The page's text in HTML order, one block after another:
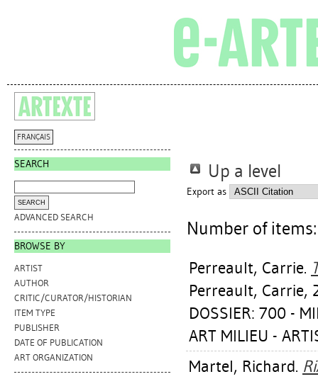
FRANÇAIS
SEARCH
ADVANCED SEARCH
BROWSE BY
ARTIST
AUTHOR
CRITIC/CURATOR/HISTORIAN
ITEM TYPE
PUBLISHER
DATE OF PUBLICATION
ART ORGANIZATION
Up a level
Export as
Number of
Perreault, Carrie.
Perreault, Carrie,
DOSSIER: 700 -
ART MILIEU -
Martel, Richard.